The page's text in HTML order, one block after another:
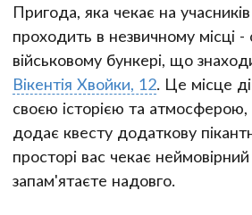
Пригода, яка чекає на
проходить в незвичному місці
військовому бункері, що
Вікентія Хвойки, 12. Це місце
своєю історією та атмосферою,
додає квесту додаткову
просторі вас чекає
запам'ятаєте надовго.